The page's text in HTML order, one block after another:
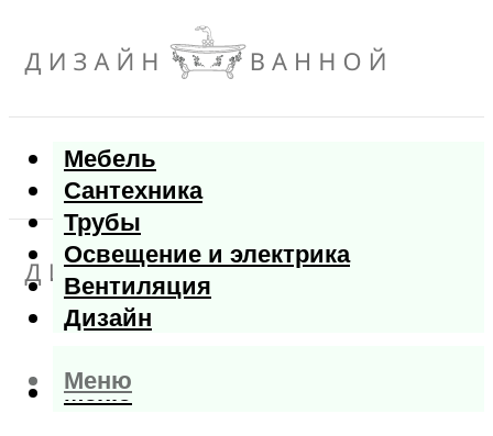
Мебель
Сантехника
Трубы
Освещение и электрика
Вентиляция
Дизайн
Меню
Меню